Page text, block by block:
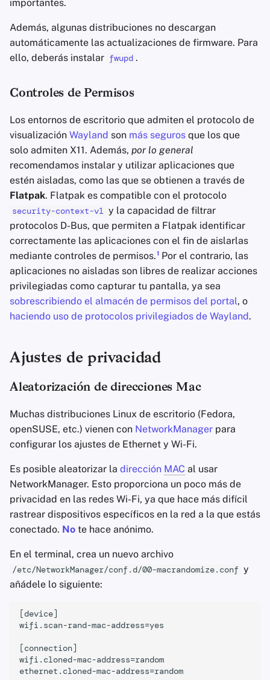
importantes.
Además, algunas distribuciones no descargan
automáticamente las actualizaciones de firmware. Para
ello, deberás instalar fwupd .
Controles de Permisos
Los entornos de escritorio que admiten el protocolo de
visualización Wayland son más seguros que los que
solo admiten X11. Además, por lo general
recomendamos instalar y utilizar aplicaciones que
estén aisladas, como las que se obtienen a través de
Flatpak. Flatpak es compatible con el protocolo
security-context-v1 y la capacidad de filtrar
protocolos D-Bus, que permiten a Flatpak identificar
correctamente las aplicaciones con el fin de aislarlas
mediante controles de permisos.1 Por el contrario, las
aplicaciones no aisladas son libres de realizar acciones
privilegiadas como capturar tu pantalla, ya sea
sobrescribiendo el almacén de permisos del portal, o
haciendo uso de protocolos privilegiados de Wayland.
Ajustes de privacidad
Aleatorización de direcciones Mac
Muchas distribuciones Linux de escritorio (Fedora,
openSUSE, etc.) vienen con NetworkManager para
configurar los ajustes de Ethernet y Wi-Fi.
Es posible aleatorizar la dirección MAC al usar
NetworkManager. Esto proporciona un poco más de
privacidad en las redes Wi-Fi, ya que hace más difícil
rastrear dispositivos específicos en la red a la que estás
conectado. No te hace anónimo.
En el terminal, crea un nuevo archivo
/etc/NetworkManager/conf.d/00-macrandomize.conf y
añádele lo siguiente:
[device]
wifi.scan-rand-mac-address=yes
[connection]
wifi.cloned-mac-address=random